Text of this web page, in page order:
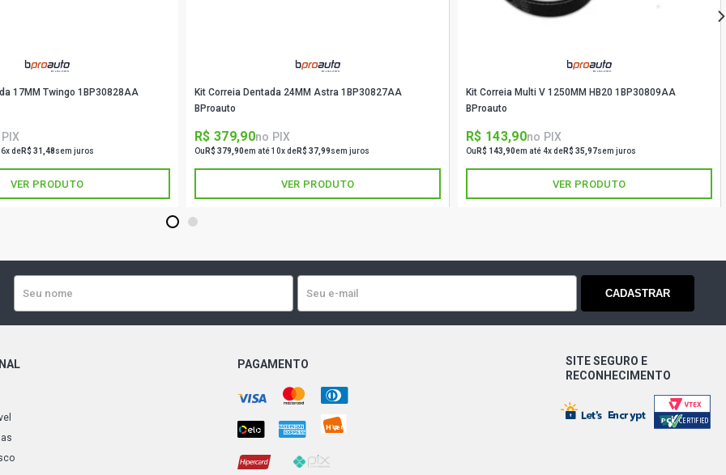
17MM Twingo 1BP30828AA
deR$ 31,48sem juros
VER PRODUTO
Kit Correia Dentada 24MM Astra 1BP30827AA
BProauto
R$ 379,90no PIX
Ou R$ 379,90em até 10x deR$ 37,99sem juros
VER PRODUTO
Kit Correia Multi V 1250MM HB20 1BP30809AA
BProauto
R$ 143,90no PIX
Ou R$ 143,90em até 4x deR$ 35,97sem juros
VER PRODUTO
1 2
CADASTRAR
PAGAMENTO
SITE SEGURO E
RECONHECIMENTO